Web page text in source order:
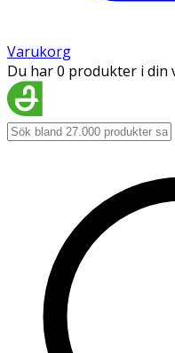
Varukorg
Du har 0 produkter i din